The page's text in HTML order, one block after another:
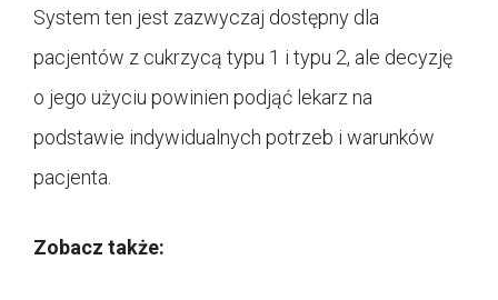
System ten jest zazwyczaj dostępny dla
pacjentów z cukrzycą typu 1 i typu 2, ale decyzję
o jego użyciu powinien podjąć lekarz na
podstawie indywidualnych potrzeb i warunków
pacjenta.
Zobacz także: